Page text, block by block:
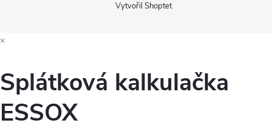
Vytvořil Shoptet
×
Splátková kalkulačka
ESSOX